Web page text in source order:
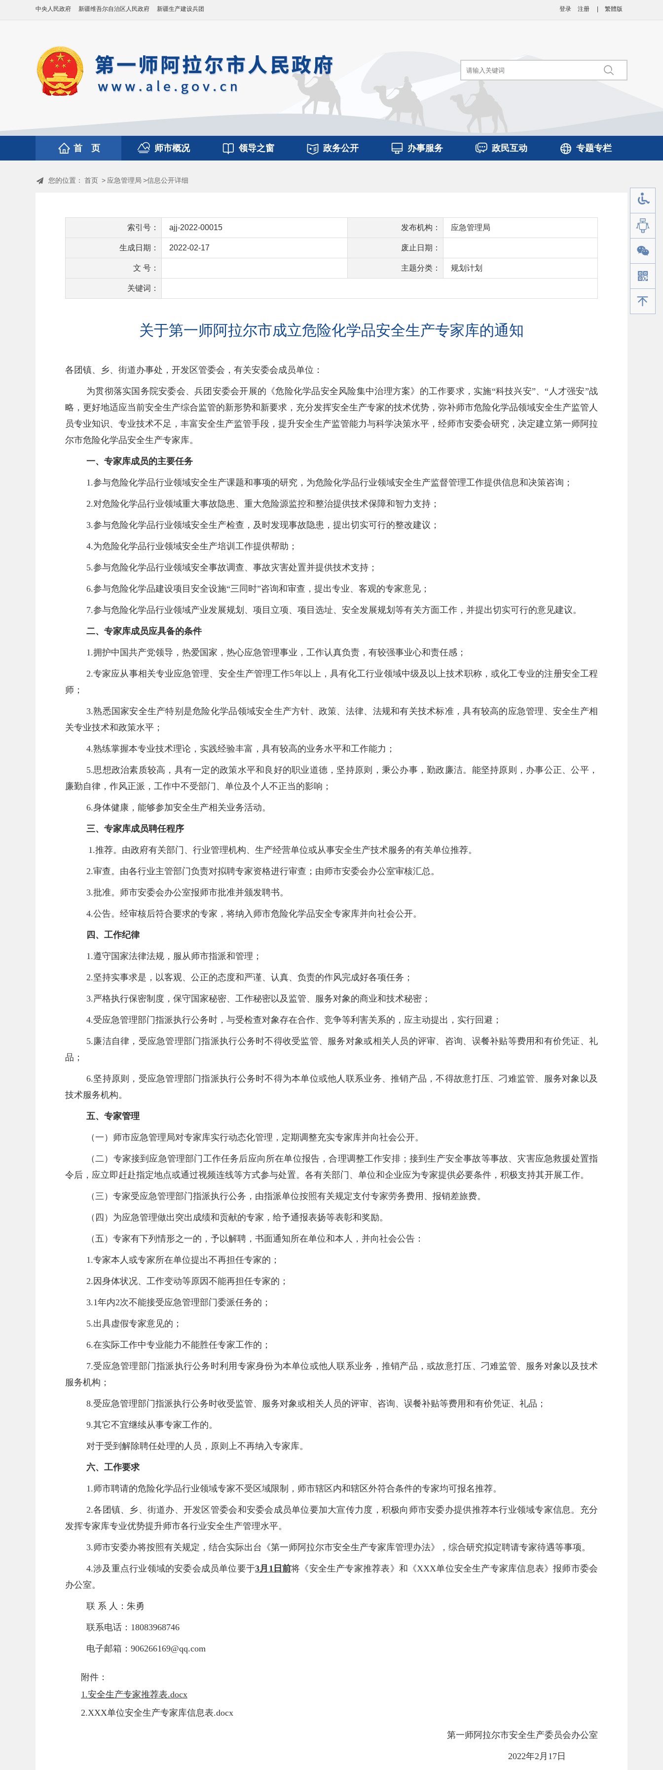
登录 注册 繁體版
中央人民政府 新疆维吾尔自治区人民政府 新疆生产建设兵团
首 页 师市概况 领导之窗 政务公开 办事服务 政民互动 专题专栏
您的位置： 首页 > 应急管理局 >信息公开详细
索引号： ajj-2022-00015 发布机构： 应急管理局
生成日期： 2022-02-17 废止日期：
文 号： 主题分类： 规划计划
关键词：
关于第一师阿拉尔市成立危险化学品安全生产专家库的通知
各团镇、乡、街道办事处，开发区管委会，有关安委会成员单位：
为贯彻落实国务院安委会、兵团安委会开展的《危险化学品安全风险集中治理方案》的工作要求，实施“科技兴安”、“人才强安”战
略，更好地适应当前安全生产综合监管的新形势和新要求，充分发挥安全生产专家的技术优势，弥补师市危险化学品领域安全生产监管人
员专业知识、专业技术不足，丰富安全生产监管手段，提升安全生产监管能力与科学决策水平，经师市安委会研究，决定建立第一师阿拉
尔市危险化学品安全生产专家库。
一、专家库成员的主要任务
1.参与危险化学品行业领域安全生产课题和事项的研究，为危险化学品行业领域安全生产监督管理工作提供信息和决策咨询；
2.对危险化学品行业领域重大事故隐患、重大危险源监控和整治提供技术保障和智力支持；
3.参与危险化学品行业领域安全生产检查，及时发现事故隐患，提出切实可行的整改建议；
4.为危险化学品行业领域安全生产培训工作提供帮助；
5.参与危险化学品行业领域安全事故调查、事故灾害处置并提供技术支持；
6.参与危险化学品建设项目安全设施“三同时”咨询和审查，提出专业、客观的专家意见；
7.参与危险化学品行业领域产业发展规划、项目立项、项目选址、安全发展规划等有关方面工作，并提出切实可行的意见建议。
二、专家库成员应具备的条件
1.拥护中国共产党领导，热爱国家，热心应急管理事业，工作认真负责，有较强事业心和责任感；
2.专家应从事相关专业应急管理、安全生产管理工作5年以上，具有化工行业领域中级及以上技术职称，或化工专业的注册安全工程
师；
3.熟悉国家安全生产特别是危险化学品领域安全生产方针、政策、法律、法规和有关技术标准，具有较高的应急管理、安全生产相
关专业技术和政策水平；
4.熟练掌握本专业技术理论，实践经验丰富，具有较高的业务水平和工作能力；
5.思想政治素质较高，具有一定的政策水平和良好的职业道德，坚持原则，秉公办事，勤政廉洁。能坚持原则，办事公正、公平，
廉勤自律，作风正派，工作中不受部门、单位及个人不正当的影响；
6.身体健康，能够参加安全生产相关业务活动。
三、专家库成员聘任程序
1.推荐。由政府有关部门、行业管理机构、生产经营单位或从事安全生产技术服务的有关单位推荐。
2.审查。由各行业主管部门负责对拟聘专家资格进行审查；由师市安委会办公室审核汇总。
3.批准。师市安委会办公室报师市批准并颁发聘书。
4.公告。经审核后符合要求的专家，将纳入师市危险化学品安全专家库并向社会公开。
四、工作纪律
1.遵守国家法律法规，服从师市指派和管理；
2.坚持实事求是，以客观、公正的态度和严谨、认真、负责的作风完成好各项任务；
3.严格执行保密制度，保守国家秘密、工作秘密以及监管、服务对象的商业和技术秘密；
4.受应急管理部门指派执行公务时，与受检查对象存在合作、竞争等利害关系的，应主动提出，实行回避；
5.廉洁自律，受应急管理部门指派执行公务时不得收受监管、服务对象或相关人员的评审、咨询、误餐补贴等费用和有价凭证、礼
品；
6.坚持原则，受应急管理部门指派执行公务时不得为本单位或他人联系业务、推销产品，不得故意打压、刁难监管、服务对象以及
技术服务机构。
五、专家管理
（一）师市应急管理局对专家库实行动态化管理，定期调整充实专家库并向社会公开。
（二）专家接到应急管理部门工作任务后应向所在单位报告，合理调整工作安排；接到生产安全事故等事故、灾害应急救援处置指
令后，应立即赶赴指定地点或通过视频连线等方式参与处置。各有关部门、单位和企业应为专家提供必要条件，积极支持其开展工作。
（三）专家受应急管理部门指派执行公务，由指派单位按照有关规定支付专家劳务费用、报销差旅费。
（四）为应急管理做出突出成绩和贡献的专家，给予通报表扬等表彰和奖励。
（五）专家有下列情形之一的，予以解聘，书面通知所在单位和本人，并向社会公告：
1.专家本人或专家所在单位提出不再担任专家的；
2.因身体状况、工作变动等原因不能再担任专家的；
3.1年内2次不能接受应急管理部门委派任务的；
5.出具虚假专家意见的；
6.在实际工作中专业能力不能胜任专家工作的；
7.受应急管理部门指派执行公务时利用专家身份为本单位或他人联系业务，推销产品，或故意打压、刁难监管、服务对象以及技术
服务机构；
8.受应急管理部门指派执行公务时收受监管、服务对象或相关人员的评审、咨询、误餐补贴等费用和有价凭证、礼品；
9.其它不宜继续从事专家工作的。
对于受到解除聘任处理的人员，原则上不再纳入专家库。
六、工作要求
1.师市聘请的危险化学品行业领域专家不受区域限制，师市辖区内和辖区外符合条件的专家均可报名推荐。
2.各团镇、乡、街道办、开发区管委会和安委会成员单位要加大宣传力度，积极向师市安委办提供推荐本行业领域专家信息。充分
发挥专家库专业优势提升师市各行业安全生产管理水平。
3.师市安委办将按照有关规定，结合实际出台《第一师阿拉尔市安全生产专家库管理办法》，综合研究拟定聘请专家待遇等事项。
4.涉及重点行业领域的安委会成员单位要于3月1日前将《安全生产专家推荐表》和《XXX单位安全生产专家库信息表》报师市委会
办公室。
联 系 人：朱勇
联系电话：18083968746
电子邮箱：906266169@qq.com
附件：
1.安全生产专家推荐表.docx
2.XXX单位安全生产专家库信息表.docx
第一师阿拉尔市安全生产委员会办公室
2022年2月17日
手机版